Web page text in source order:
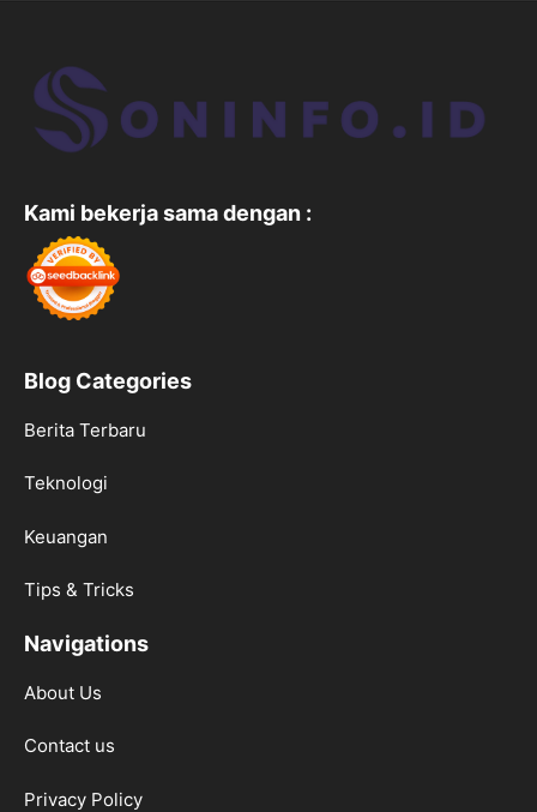
Kami bekerja sama dengan :
Blog Categories
Berita Terbaru
Teknologi
Keuangan
Tips & Tricks
Navigations
About Us
Contact us
Privacy Policy